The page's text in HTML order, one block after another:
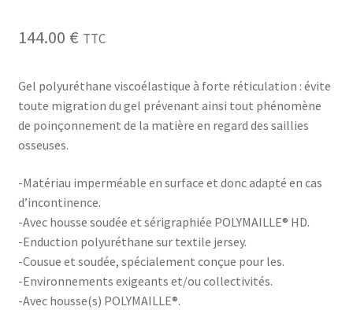
144.00 € TTC
Gel polyuréthane viscoélastique à forte réticulation : évite
toute migration du gel prévenant ainsi tout phénomène
de poinçonnement de la matière en regard des saillies
osseuses.
-Matériau imperméable en surface et donc adapté en cas
d’incontinence.
-Avec housse soudée et sérigraphiée POLYMAILLE® HD.
-Enduction polyuréthane sur textile jersey.
-Cousue et soudée, spécialement conçue pour les.
-Environnements exigeants et/ou collectivités.
-Avec housse(s) POLYMAILLE®.